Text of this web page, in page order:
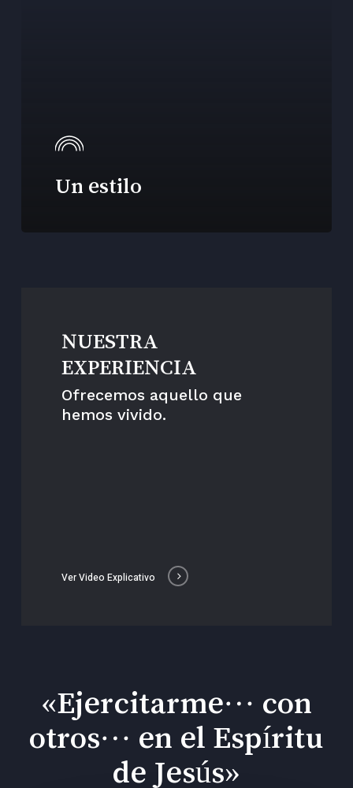
Un estilo
NUESTRA
EXPERIENCIA
Ofrecemos aquello que
hemos vivido.
Ver Video Explicativo
«Ejercitarme… con
otros… en el Espíritu
de Jesús»